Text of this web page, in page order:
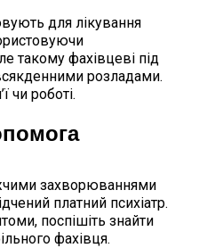
для лікування
такому фахівцеві під
розладами.
чи роботі.
захворюваннями
платний психіатр.
поспішіть знайти
фахівця.